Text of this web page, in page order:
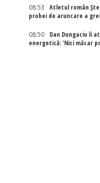
08:53
Atletul român
probei de aruncare a
08:50
Dan Dungaciu îi
energetică: 'Nici măcar